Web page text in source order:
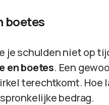
boetes
je schulden niet op
en boetes. Een
terechtkomt. Hoe
bedrag.